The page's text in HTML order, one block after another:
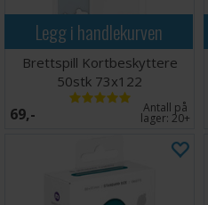
Legg i handlekurven
Brettspill Kortbeskyttere
50stk 73x122
69,- Antall på
lager: 20+